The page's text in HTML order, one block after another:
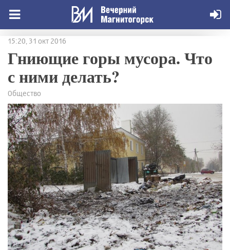
15:20, 31 окт 2016
Гниющие горы мусора. Что
с ними делать?
Общество